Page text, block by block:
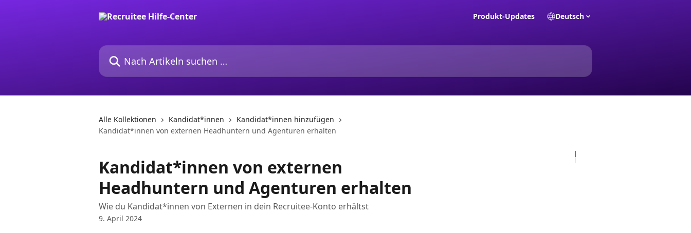
Produkt-Updates Deutsch
Nach Artikeln suchen …
Alle Kollektionen Kandidat*innen
Kandidat*innen hinzufügen
Kandidat*innen von externen Headhuntern und Agenturen erhalten
Kandidat*innen von externen
Headhuntern und Agenturen erhalten
Wie du Kandidat*innen von Externen in dein Recruitee-Konto erhältst
9. April 2024